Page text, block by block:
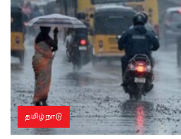
தமிழ்நாடு